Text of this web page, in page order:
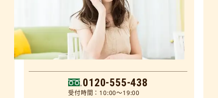
0120-555-438
受付時間：10:00～19:00